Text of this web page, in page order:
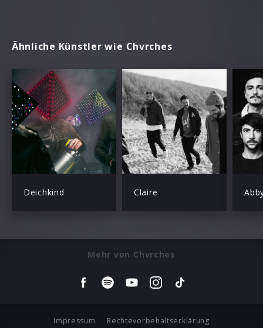
Ähnliche Künstler wie Chvrches
Deichkind Claire
Mehr von Chvrches
Impressum Rechtevorbehaltserklärung